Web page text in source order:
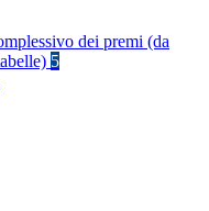
dei premi (da
5